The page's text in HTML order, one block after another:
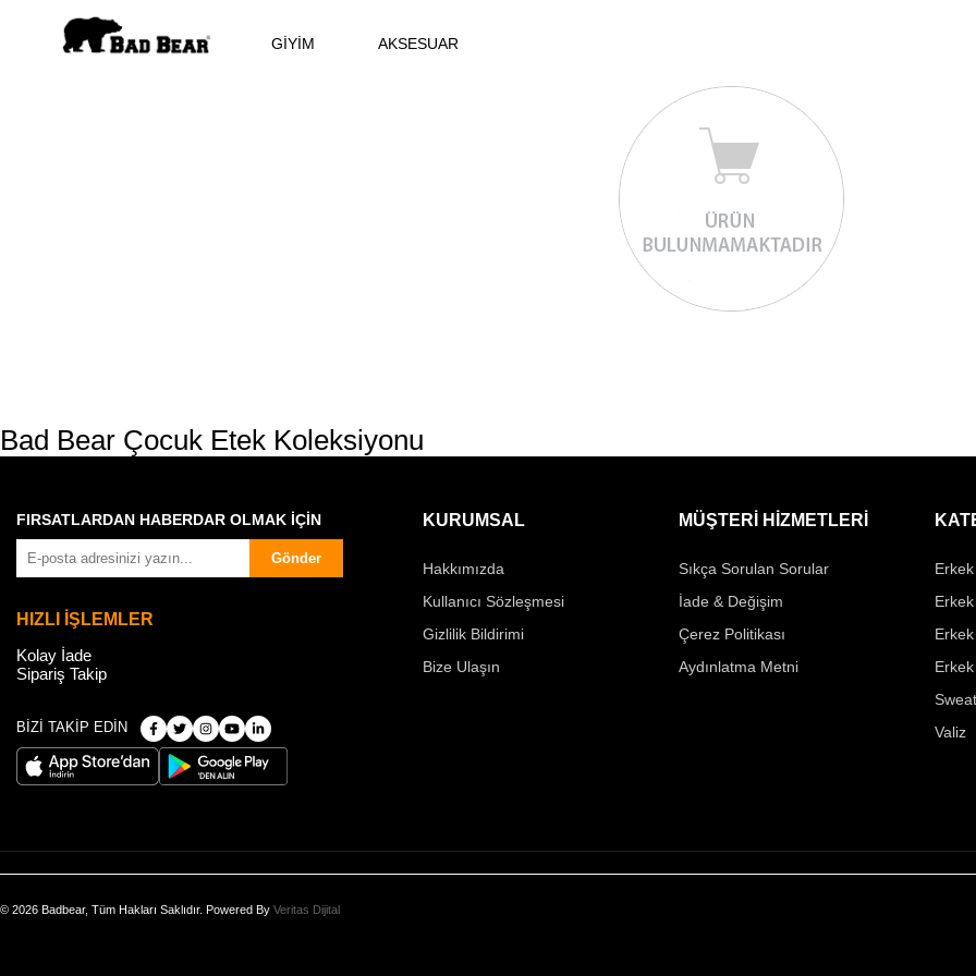
GİYİM AKSESUAR
Bad Bear Çocuk Etek Koleksiyonu
FIRSATLARDAN HABERDAR OLMAK İÇİN
Gönder
HIZLI İŞLEMLER
Kolay İade
Sipariş Takip
BİZİ TAKİP EDİN
KURUMSAL
Hakkımızda
Kullanıcı Sözleşmesi
Gizlilik Bildirimi
Bize Ulaşın
MÜŞTERİ HİZMETLERİ
Sıkça Sorulan Sorular
İade & Değişim
Çerez Politikası
Aydınlatma Metni
Valiz
© 2026 Badbear, Tüm Hakları Saklıdır. Powered By Veritas Dijital